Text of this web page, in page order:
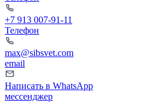
+7 913 007-91-11
Телефон
max@sibsvet.com
email
Написать в WhatsApp
мессенджер